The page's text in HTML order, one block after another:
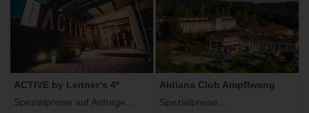
ACTIVE by Leitner’s 4*
Spezialpreise auf Anfrage...
Aldiana Club Ampflwang
Spezialpreise...